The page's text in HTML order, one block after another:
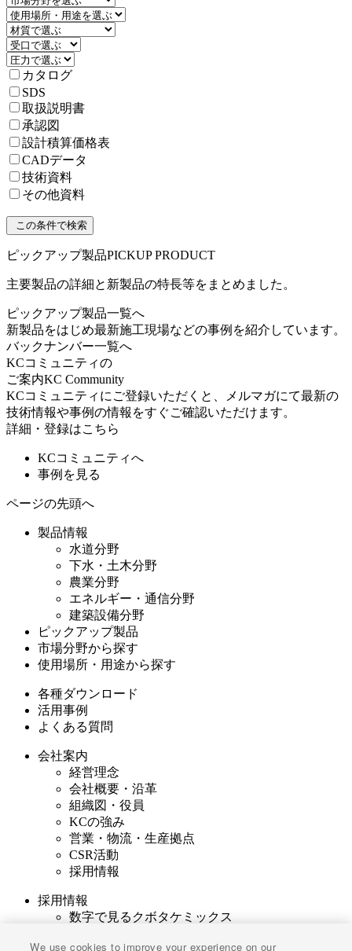
カタログ
SDS
取扱説明書
承認図
設計積算価格表
CADデータ
技術資料
その他資料
ピックアップ製品PICKUP PRODUCT
主要製品の詳細と新製品の特長等をまとめました。
ピックアップ製品一覧へ
新製品をはじめ最新施工現場などの事例を紹介しています。
バックナンバー一覧へ
KCコミュニティの
ご案内KC Community
KCコミュニティにご登録いただくと、メルマガにて最新の
技術情報や事例の情報をすぐご確認いただけます。
詳細・登録はこちら
KCコミュニティへ
事例を見る
ページの先頭へ
製品情報
水道分野
下水・土木分野
農業分野
エネルギー・通信分野
建築設備分野
ピックアップ製品
市場分野から探す
使用場所・用途から探す
各種ダウンロード
活用事例
よくある質問
会社案内
経営理念
会社概要・沿革
組織図・役員
KCの強み
営業・物流・生産拠点
CSR活動
採用情報
採用情報
数字で見るクボタケミックス
We use cookies to improve your experience on our